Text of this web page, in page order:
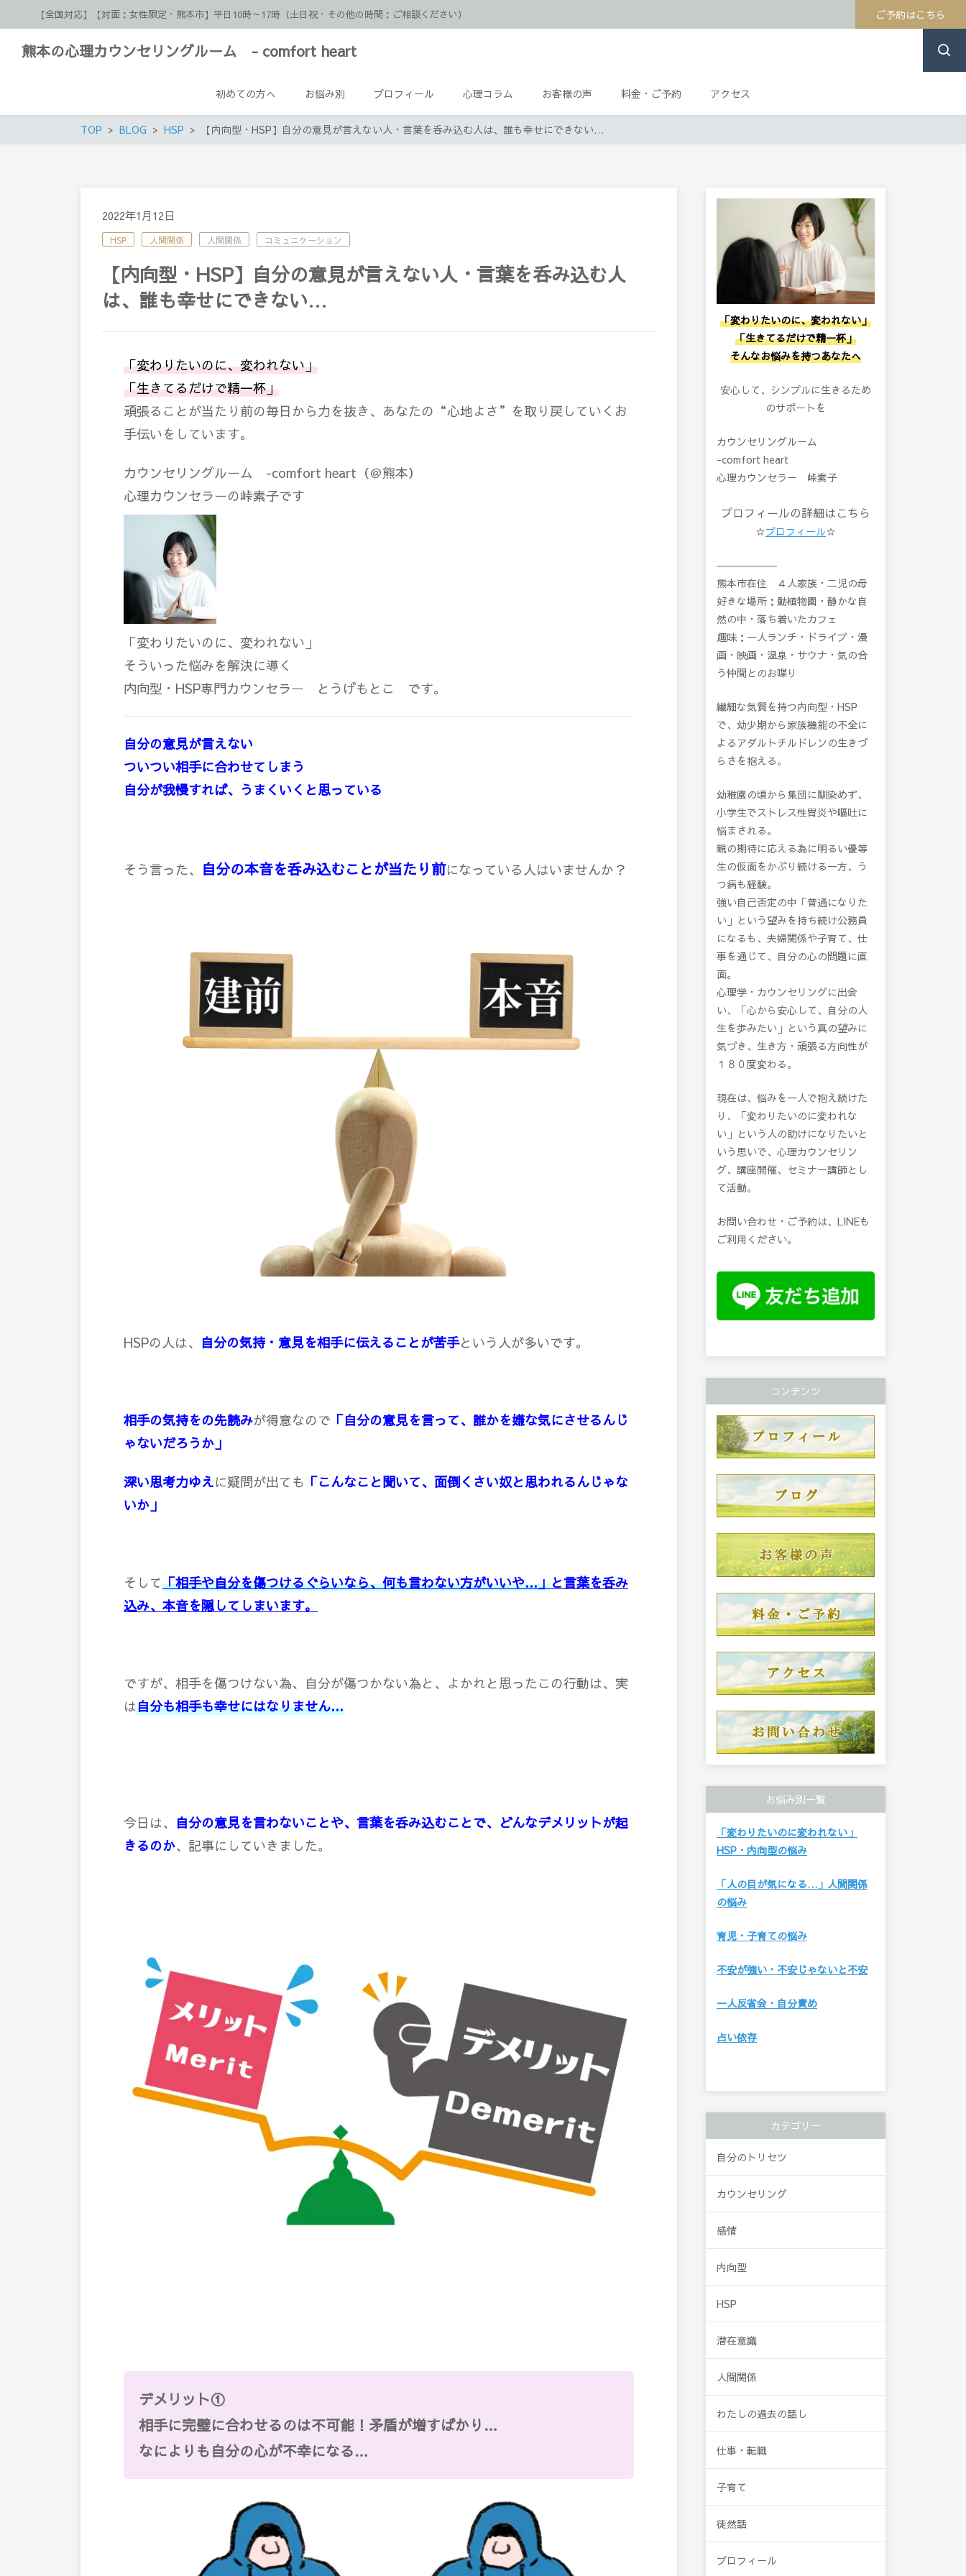
【全国対応】【対面：女性限定・熊本市】平日10時～17時（土日祝・その他の時間：ご相談ください） ご予約はこちら
熊本の心理カウンセリングルーム - comfort heart
初めての方へ お悩み別 プロフィール 心理コラム お客様の声 料金・ご予約 アクセス
TOP BLOG HSP 【内向型・HSP】自分の意見が言えない人・言葉を呑み込む人は、誰も幸せにできない…
2022年1月12日
HSP 人間関係 人間関係 コミュニケーション
【内向型・HSP】自分の意見が言えない人・言葉を呑み込む人
は、誰も幸せにできない…
「変わりたいのに、変われない」
「生きてるだけで精一杯」
頑張ることが当たり前の毎日から力を抜き、あなたの “心地よさ”を取り戻していくお
手伝いをしています。
カウンセリングルーム -comfort heart（＠熊本）
心理カウンセラーの峠素子です
「変わりたいのに、変われない」
そういった悩みを解決に導く
内向型・HSP専門カウンセラー とうげもとこ です。
自分の意見が言えない
ついつい相手に合わせてしまう
自分が我慢すれば、うまくいくと思っている
そう言った、 自分の本音を呑み込むことが当たり前になっている人はいませんか？
HSPの人は、 自分の気持・意見を相手に伝えることが苦手という人が多いです。
相手の気持をの先読みが得意なので 「自分の意見を言って、誰かを嫌な気にさせるんじ
ゃないだろうか」
深い思考力ゆえに疑問が出ても 「こんなこと聞いて、面倒くさい奴と思われるんじゃな
いか」
そして「相手や自分を傷つけるぐらいなら、何も言わない方がいいや…」と言葉を呑み
込み、本音を隠してしまいます。
ですが、相手を傷つけない為、自分が傷つかない為と、よかれと思ったこの行動は、実
は自分も相手も幸せにはなりません…
今日は、 自分の意見を言わないことや、言葉を呑み込むことで、どんなデメリットが起
きるのか、記事にしていきました。
デメリット①
相手に完璧に合わせるのは不可能！矛盾が増すばかり…
なによりも自分の心が不幸になる…
「変わりたいのに、変われない」
「生きてるだけで精一杯」
そんなお悩みを持つあなたへ
安心して、シンプルに生きるため
のサポートを
カウンセリングルーム
-comfort heart
心理カウンセラー 峠素子
プロフィールの詳細はこちら
☆プロフィール☆
――――――
熊本市在住 ４人家族・二児の母
好きな場所：動植物園・静かな自
然の中・落ち着いたカフェ
趣味：一人ランチ・ドライブ・漫
画・映画・温泉・サウナ・気の合
う仲間とのお喋り
繊細な気質を持つ内向型・HSP
で、幼少期から家族機能の不全に
よるアダルトチルドレンの生きづ
らさを抱える。
幼稚園の頃から集団に馴染めず、
小学生でストレス性胃炎や嘔吐に
悩まされる。
親の期待に応える為に明るい優等
生の仮面をかぶり続ける一方、う
つ病も経験。
強い自己否定の中「普通になりた
い」という望みを持ち続け公務員
になるも、夫婦関係や子育て、仕
事を通じて、自分の心の問題に直
面。
心理学・カウンセリングに出会
い、「心から安心して、自分の人
生を歩みたい」という真の望みに
気づき、生き方・頑張る方向性が
１８０度変わる。
現在は、悩みを一人で抱え続けた
り、「変わりたいのに変われな
い」という人の助けになりたいと
いう思いで、心理カウンセリン
グ、講座開催、セミナー講師とし
て活動。
お問い合わせ・ご予約は、LINEも
ご利用ください。
コンテンツ
お悩み別一覧
「変わりたいのに変われない」
HSP・内向型の悩み
「人の目が気になる…」人間関係
の悩み
育児・子育ての悩み
不安が強い・不安じゃないと不安
一人反省会・自分責め
占い依存
カテゴリー
自分のトリセツ
カウンセリング
感情
内向型
HSP
潜在意識
人間関係
わたしの過去の話し
仕事・転職
子育て
徒然話
プロフィール